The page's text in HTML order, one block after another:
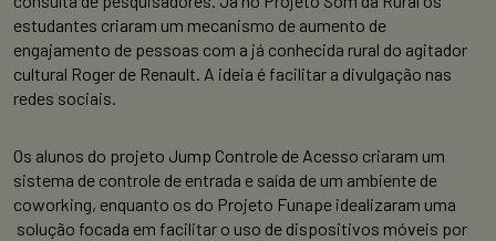
estudantes criaram um mecanismo de aumento de
engajamento de pessoas com a já conhecida rural do agitador
cultural Roger de Renault. A ideia é facilitar a divulgação nas
redes sociais.
Os alunos do projeto Jump Controle de Acesso criaram um
sistema de controle de entrada e saída de um ambiente de
coworking, enquanto os do Projeto Funape idealizaram uma
solução focada em facilitar o uso de dispositivos móveis por